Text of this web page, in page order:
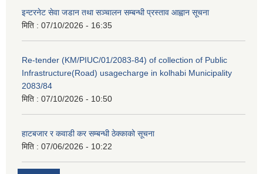
इन्टरनेट सेवा जडान तथा सञ्चालन सम्बन्धी प्रस्ताव आह्वान सूचना
मिति : 07/10/2026 - 16:35
Re-tender (KM/PIUC/01/2083-84) of collection of Public
Infrastructure(Road) usagecharge in kolhabi Municipality
2083/84
मिति : 07/10/2026 - 10:50
हाटबजार र कवाडी कर सम्बन्धी ठेक्काको सूचना
मिति : 07/06/2026 - 10:22